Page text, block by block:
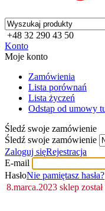
+48 32 290 43 50
Konto
Moje konto
Zamówienia
Lista porównań
Lista życzeń
Odstąp od umowy
Śledź swoje zamówienie
Śledź swoje zamówienie
Zaloguj sięRejestracja
E-mail
HasłoNie pamiętasz hasła?
8.marca.2023 sklep